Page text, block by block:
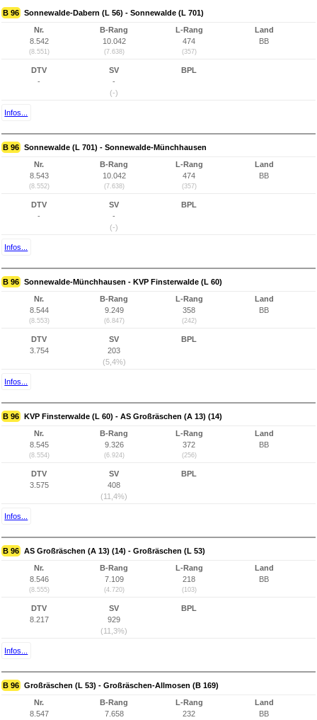
B 96 Sonnewalde-Dabern (L 56) - Sonnewalde (L 701)
Nr.
8.542
(8.551)
B-Rang
10.042
(7.638)
L-Rang
474
(357)
Land
BB
DTV
-
SV
-
(-)
BPL
Infos...
B 96 Sonnewalde (L 701) - Sonnewalde-Münchhausen
Nr.
8.543
(8.552)
B-Rang
10.042
(7.638)
L-Rang
474
(357)
Land
BB
DTV
-
SV
-
(-)
BPL
Infos...
B 96 Sonnewalde-Münchhausen - KVP Finsterwalde (L 60)
Nr.
8.544
(8.553)
B-Rang
9.249
(6.847)
L-Rang
358
(242)
Land
BB
DTV
3.754
SV
203
(5,4%)
BPL
Infos...
B 96 KVP Finsterwalde (L 60) - AS Großräschen (A 13) (14)
Nr.
8.545
(8.554)
B-Rang
9.326
(6.924)
L-Rang
372
(256)
Land
BB
DTV
3.575
SV
408
(11,4%)
BPL
Infos...
B 96 AS Großräschen (A 13) (14) - Großräschen (L 53)
Nr.
8.546
(8.555)
B-Rang
7.109
(4.720)
L-Rang
218
(103)
Land
BB
DTV
8.217
SV
929
(11,3%)
BPL
Infos...
B 96 Großräschen (L 53) - Großräschen-Allmosen (B 169)
Nr.
8.547
B-Rang
7.658
L-Rang
232
Land
BB